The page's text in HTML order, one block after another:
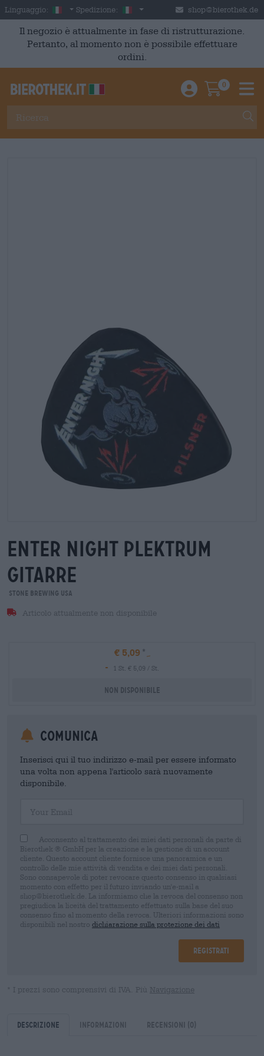
Skip to main content
Linguaggio: Italian
Spedizione: Italia shop@bierothek.de
Il negozio è attualmente in fase di ristrutturazione.
Pertanto, al momento non è possibile effettuare
ordini.
Einloggen /
0
enter night plektrum
gitarre
Stone Brewing USA
Articolo attualmente non disponibile
€ 5,09
-
1 St. € 5,09 / St.
Non disponibile
Comunica
Inserisci qui il tuo indirizzo e-mail per essere informato
una volta non appena l'articolo sarà nuovamente
disponibile.
Acconsento al trattamento dei miei dati personali da parte di
Bierothek ® GmbH per la creazione e la gestione di un account
cliente. Questo account cliente fornisce una panoramica e un
controllo delle mie attività di vendita e dei miei dati personali.
Sono consapevole di poter revocare questo consenso in qualsiasi
momento con effetto per il futuro inviando un'e-mail a
shop@bierothek.de. La informiamo che la revoca del consenso non
pregiudica la liceità del trattamento effettuato sulla base del suo
consenso fino al momento della revoca. Ulteriori informazioni sono
disponibili nel nostro dichiarazione sulla protezione dei dati
Registrati
* I prezzi sono comprensivi di IVA. Più Navigazione
Descrizione Informazioni Recensioni (0)